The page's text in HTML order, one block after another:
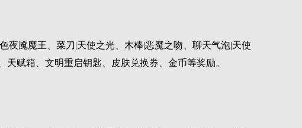
夜魇魔王、菜刀|天使之光、木棒|恶魔之吻、聊天气泡|天使
赋箱、文明重启钥匙、皮肤兑换券、金币等奖励。